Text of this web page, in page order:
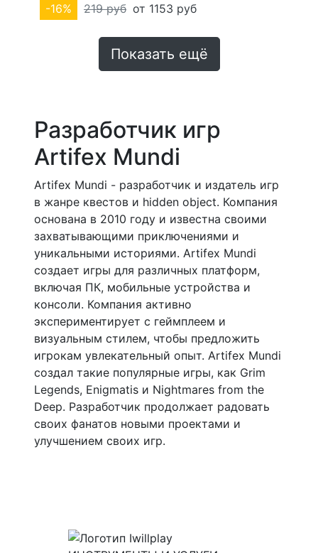
-16% 219 руб от 1153 руб
Показать ещё
Разработчик игр
Artifex Mundi
Artifex Mundi - разработчик и издатель игр
в жанре квестов и hidden object. Компания
основана в 2010 году и известна своими
захватывающими приключениями и
уникальными историями. Artifex Mundi
создает игры для различных платформ,
включая ПК, мобильные устройства и
консоли. Компания активно
экспериментирует с геймплеем и
визуальным стилем, чтобы предложить
игрокам увлекательный опыт. Artifex Mundi
создал такие популярные игры, как Grim
Legends, Enigmatis и Nightmares from the
Deep. Разработчик продолжает радовать
своих фанатов новыми проектами и
улучшением своих игр.